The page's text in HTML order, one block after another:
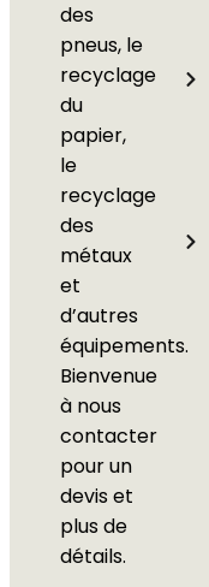
des
pneus, le
recyclage
du
papier,
le
recyclage
des
métaux
et
d’autres
équipements.
Bienvenue
à nous
contacter
pour un
devis et
plus de
détails.